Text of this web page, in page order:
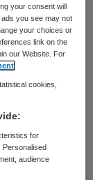
zwakke
Landelijke
wist
your consent will
you see may not
your choices or
link on the
our Website. For
cookies,
for
Personalised
audience